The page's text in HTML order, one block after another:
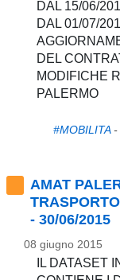
DAL 15/06/
DAL 01/07/
DEL
MODIFICHE
PALERMO
#MOBILITA-
AMAT
- 30/06/2015
08 giugno 2015
IL DATASET